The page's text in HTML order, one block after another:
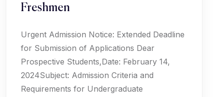
Freshmen
Urgent Admission Notice: Extended Deadline
for Submission of Applications Dear
Prospective Students,Date: February 14,
2024Subject: Admission Criteria and
Requirements for Undergraduate